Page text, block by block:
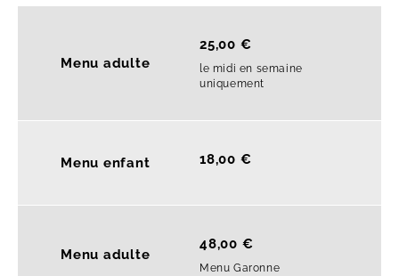
Menu adulte
25,00 €
le midi en semaine
uniquement
Menu enfant 18,00 €
Menu adulte
48,00 €
Menu Garonne